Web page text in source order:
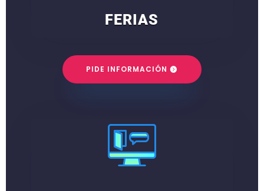
FERIAS
PIDE INFORMACIÓN